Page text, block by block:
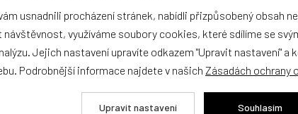
Služeb
výrobek Český výrobek
usnadnili procházení stránek, nabídli přizpůsobený obsah
návštěvnost, využíváme soubory cookies, které sdílíme se
Jejich nastavení upravíte odkazem "Upravit nastavení" a
Podrobnější informace najdete v našich Zásadách ochrany
Upravit nastavení Souhlasím